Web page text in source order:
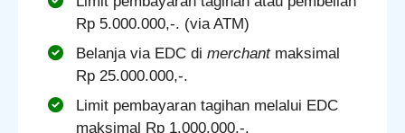
Rp 5.000.000,-. (via ATM)
Belanja via EDC di merchantmaksimal
Rp 25.000.000,-.
Limit pembayaran tagihan melalui EDC
maksimal Rp 1.000.000,-.